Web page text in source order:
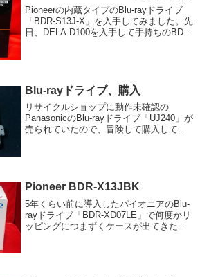
Pioneerの内蔵タイプのBlu-rayドライブ
「BDR-S13J-X」を入手してみました。先
日、DELA D100を入手して手持ちのBDR-
Blu-rayドライブ、購入
リサイクルショップに動作未確認の
PanasonicのBlu-rayドライブ「UJ240」が
売られていたので、冒険して購入してみ
Pioneer BDR-X13JBK
5年くらい前に導入したパイオニアのBlu-
rayドライブ「BDR-XD07LE」で何度かリ
ッピングにつまずくケースが出てきたの